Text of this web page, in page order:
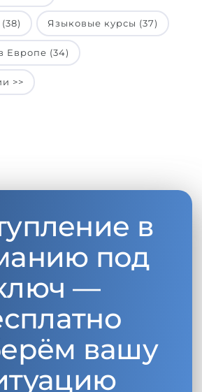
Языковые курсы (37)
Европе (34)
>>
в
под
—
вашу